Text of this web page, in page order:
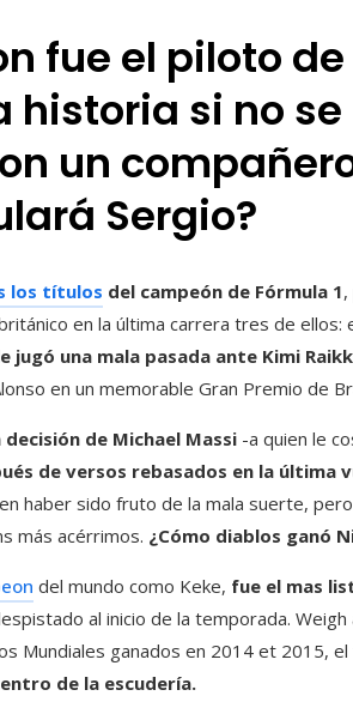
fue el piloto
historia si no
un
Sergio?
los títulos del campeón de Fórmula 1
en la última carrera tres de
jugó una mala pasada ante Kimi
en un memorable Gran Premio de
decisión de Michael Massi -a quien le
de versos rebasados ​​en la última
haber sido fruto de la mala suerte,
más acérrimos. ¿Cómo diablos ganó
del mundo como Keke, fue el mas
al inicio de la temporada.
Mundiales ganados en 2014 et 2015,
de la escudería.